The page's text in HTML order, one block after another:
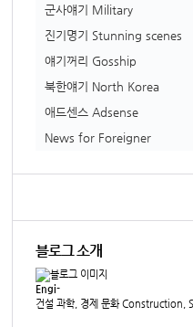
군사얘기 Military
진기명기 Stunning scenes
얘기꺼리 Gosship
북한얘기 North Korea
애드센스 Adsense
News for Foreigner
블로그 소개
Engi-
건설 과학, 경제 문화